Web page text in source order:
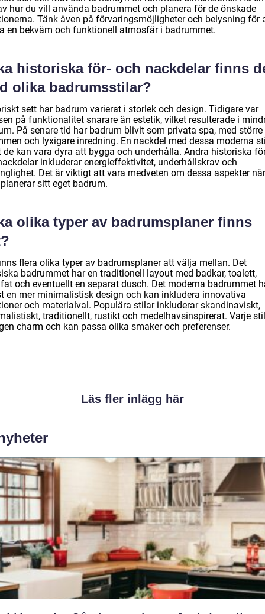
hur du vill använda badrummet och planera för de önskade
Tänk även på förvaringsmöjligheter och belysning för
en bekväm och funktionell atmosfär i badrummet.
historiska för- och nackdelar finns
olika badrumsstilar?
sett har badrum varierat i storlek och design. Tidigare var
på funktionalitet snarare än estetik, vilket resulterade i
På senare tid har badrum blivit som privata spa, med större
och lyxigare inredning. En nackdel med dessa moderna
de kan vara dyra att bygga och underhålla. Andra historiska
inkluderar energieffektivitet, underhållskrav och
Det är viktigt att vara medveten om dessa aspekter när
sitt eget badrum.
olika typer av badrumsplaner finns
flera olika typer av badrumsplaner att välja mellan. Det
badrummet har en traditionell layout med badkar, toalett,
och eventuellt en separat dusch. Det moderna badrummet
en mer minimalistisk design och kan inkludera innovativa
och materialval. Populära stilar inkluderar skandinaviskt,
traditionellt, rustikt och medelhavsinspirerat. Varje
charm och kan passa olika smaker och preferenser.
Läs fler inlägg här